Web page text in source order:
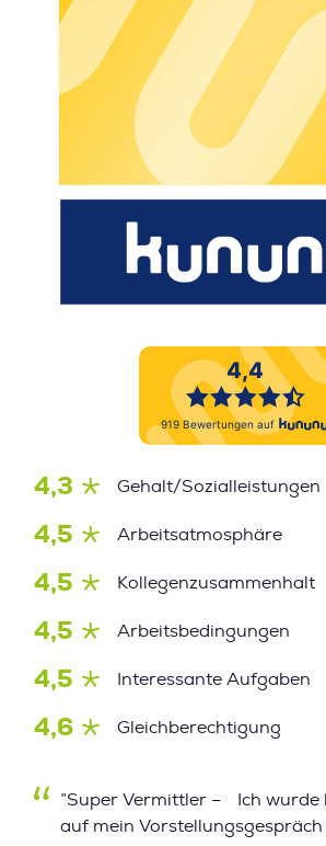
4,3 Gehalt/Sozialleistungen
4,5 Arbeitsatmosphäre
4,5 Kollegenzusammenhalt
4,5 Arbeitsbedingungen
4,5 Interessante Aufgaben
4,6 Gleichberechtigung
”Super Vermittler – Ich wurde
auf mein Vorstellungsgespräch